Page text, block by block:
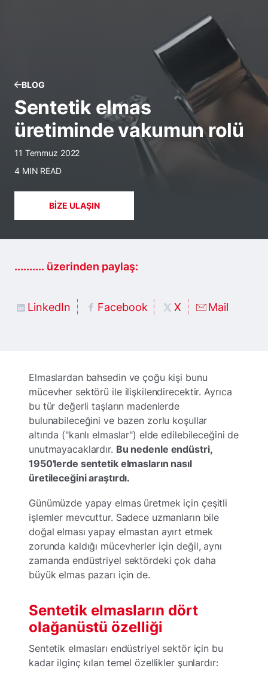
BLOG
Sentetik elmas
üretiminde vakumun rolü
11 Temmuz 2022
4 MIN READ
BIZE ULAŞIN
.......... üzerinden paylaş:
LinkedIn Facebook X Mail
Elmaslardan bahsedin ve çoğu kişi bunu
mücevher sektörü ile ilişkilendirecektir. Ayrıca
bu tür değerli taşların madenlerde
bulunabileceğini ve bazen zorlu koşullar
altında ("kanlı elmaslar") elde edilebileceğini de
unutmayacaklardır. Bu nedenle endüstri,
1950'lerde sentetik elmasların nasıl
üretileceğini araştırdı.
Günümüzde yapay elmas üretmek için çeşitli
işlemler mevcuttur. Sadece uzmanların bile
doğal elması yapay elmastan ayırt etmek
zorunda kaldığı mücevherler için değil, aynı
zamanda endüstriyel sektördeki çok daha
büyük elmas pazarı için de.
Sentetik elmasların dört
olağanüstü özelliği
Sentetik elmasları endüstriyel sektör için bu
kadar ilginç kılan temel özellikler şunlardır: